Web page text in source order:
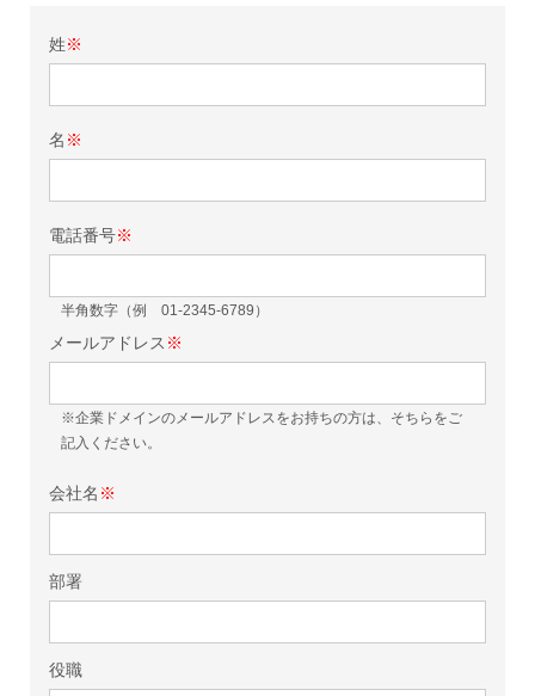
姓※
名 ※
電話番号※
半角数字（例 01-2345-6789）
メールアドレス ※
※企業ドメインのメールアドレスをお持ちの方は、そちらをご
記入ください。
会社名 ※
部署
役職